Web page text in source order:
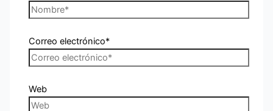
Correo electrónico*
Web